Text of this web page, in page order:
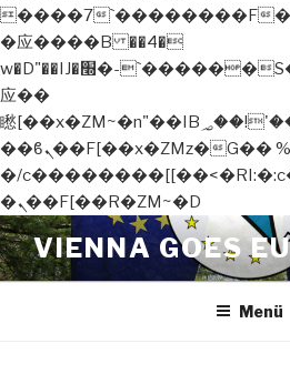
����7`��������F
�应����B ��4�
w�D"��IJ�׭�-`������S��9�Dr�ji��EJ߅��gJ�
应��
矁[��x�ZM~�n"��IB؃��!'����Тѕ��+��(m��IK�ʭ�/|
��ϐܢ��F[��x�ZMz�G�� %嬩
�/
�ܢ��F[��R�ZM~�D
Zum
Inhalt
springen
VIENNA GOES
Menü